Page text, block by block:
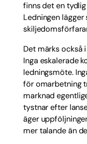
finns det en
Ledningen
Det märks också
Inga eskalerade
ledningsmöte.
för omarbetning
marknad
tystnar efter
äger
mer talande än